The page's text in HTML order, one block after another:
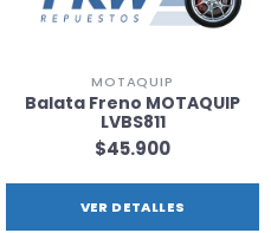
MOTAQUIP
Balata Freno MOTAQUIP
LVBS811
$45.900
VER DETALLES